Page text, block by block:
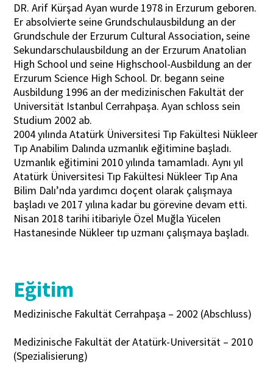
DR. Arif Kürşad Ayan wurde 1978 in Erzurum geboren.
Er absolvierte seine Grundschulausbildung an der
Grundschule der Erzurum Cultural Association, seine
Sekundarschulausbildung an der Erzurum Anatolian
High School und seine Highschool-Ausbildung an der
Erzurum Science High School. Dr. begann seine
Ausbildung 1996 an der medizinischen Fakultät der
Universität Istanbul Cerrahpaşa. Ayan schloss sein
Studium 2002 ab.
2004 yılında Atatürk Üniversitesi Tıp Fakültesi Nükleer
Tıp Anabilim Dalında uzmanlık eğitimine başladı.
Uzmanlık eğitimini 2010 yılında tamamladı. Aynı yıl
Atatürk Üniversitesi Tıp Fakültesi Nükleer Tıp Ana
Bilim Dalı’nda yardımcı doçent olarak çalışmaya
başladı ve 2017 yılına kadar bu görevine devam etti.
Nisan 2018 tarihi itibariyle Özel Muğla Yücelen
Hastanesinde Nükleer tıp uzmanı çalışmaya başladı.
Eğitim
Medizinische Fakultät Cerrahpaşa – 2002 (Abschluss)
Medizinische Fakultät der Atatürk-Universität – 2010
(Spezialisierung)